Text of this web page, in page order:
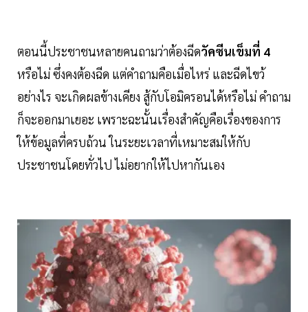
ตอนนี้ประชาชนหลายคนถามว่าต้องฉีดวัคซีนเข็มที่ 4
หรือไม่ ซึ่งคงต้องฉีด แต่คำถามคือเมื่อไหร่ และฉีดไขว้
อย่างไร จะเกิดผลข้างเคียง สู้กับโอมิครอนได้หรือไม่ คำถาม
ก็จะออกมาเยอะ เพราะฉะนั้นเรื่องสำคัญคือเรื่องของการ
ให้ข้อมูลที่ครบถ้วน ในระยะเวลาที่เหมาะสมให้กับ
ประชาชนโดยทั่วไป ไม่อยากให้ไปหากันเอง